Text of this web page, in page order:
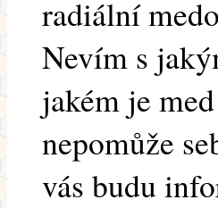
radiální
Nevím s
jakém je
nepomůže
vás budu